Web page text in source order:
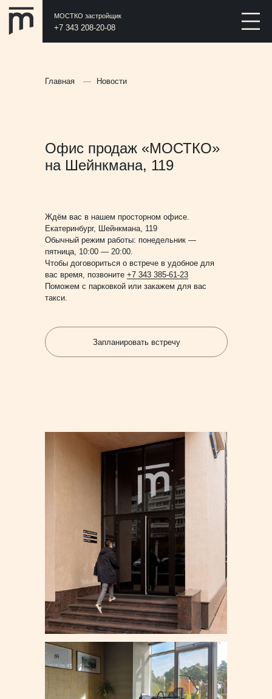
+7 343 208-20-08
МОСТКО застройщик
Главная Новости
—
Офис продаж «МОСТКО»
на Шейнкмана, 119
Ждём вас в нашем просторном офисе.
Екатеринбург, Шейнкмана, 119
Обычный режим работы: понедельник —
пятница, 10:00 — 20:00.
Чтобы договориться о встрече в удобное для
вас время, позвоните +7 343 385-61-23
Поможем с парковкой или закажем для вас
такси.
Запланировать встречу